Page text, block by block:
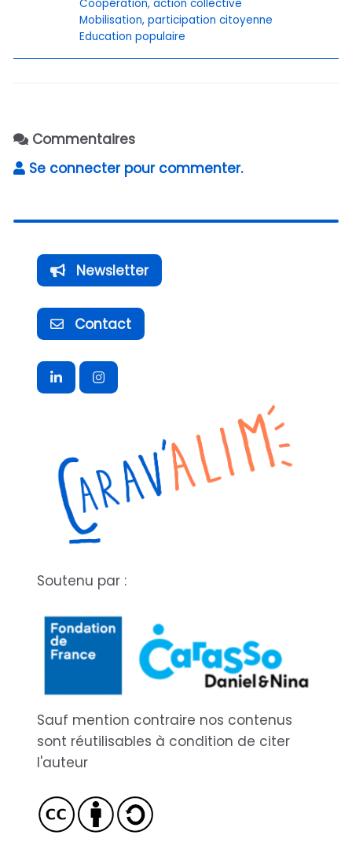
Coopération, action collective
Mobilisation, participation citoyenne
Education populaire
Commentaires
Se connecter pour commenter.
Newsletter
Contact
Soutenu par :
Sauf mention contraire nos contenus
sont réutilisables à condition de citer
l'auteur